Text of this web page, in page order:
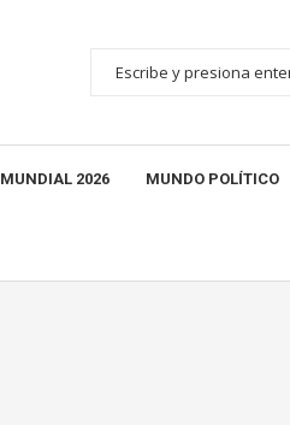
MUNDIAL 2026 MUNDO POLÍTICO